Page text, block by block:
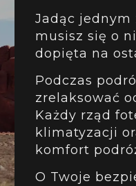
Jadąc jednym
musisz się o
dopięta na
Podczas
zrelaksować
Każdy rząd
klimatyzacji
komfort
O Twoje